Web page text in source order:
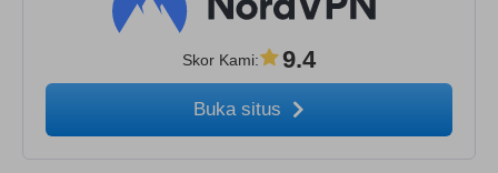
Skor Kami: 9.4
Buka situs